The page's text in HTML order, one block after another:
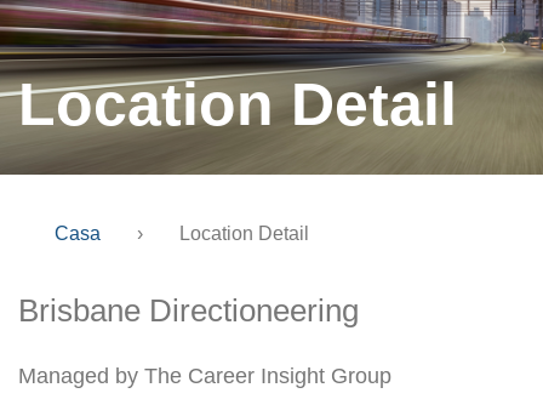
Location Detail
Casa › Location Detail
Brisbane Directioneering
Managed by The Career Insight Group